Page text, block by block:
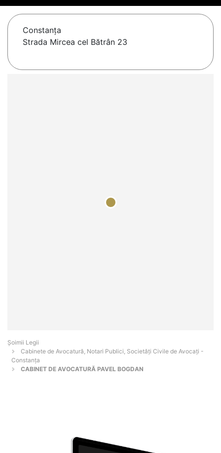
Constanţa
Strada Mircea cel Bătrân 23
Șoimii Legii
Cabinete de Avocatură, Notari Publici, Societăți Civile de Avocați -
Constanţa
CABINET DE AVOCATURĂ PAVEL BOGDAN